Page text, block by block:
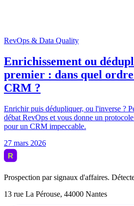
Prospection par signaux d'affaires.
13 rue La Pérouse, 44000 Nantes